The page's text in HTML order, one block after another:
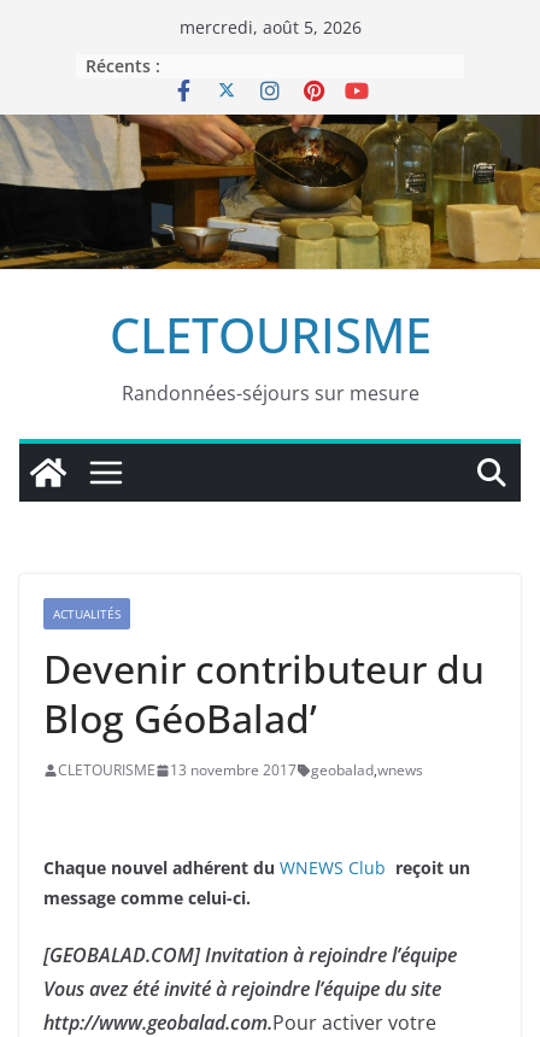
mercredi, août 5, 2026
Récents :
CLETOURISME
Randonnées-séjours sur mesure
ACTUALITÉS
Devenir contributeur du
Blog GéoBalad’
CLETOURISME 13 novembre 2017 geobalad,wnews
Chaque nouvel adhérent du WNEWS Club reçoit un
message comme celui-ci.
[GEOBALAD.COM] Invitation à rejoindre l’équipe
Vous avez été invité à rejoindre l’équipe du site
http://www.geobalad.com.Pour activer votre